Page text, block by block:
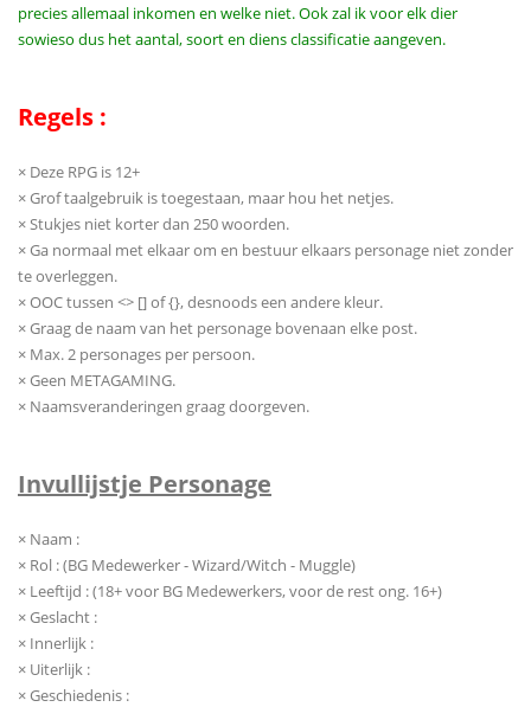
precies allemaal inkomen en welke niet. Ook zal ik voor elk dier
sowieso dus het aantal, soort en diens classificatie aangeven.
Regels :
× Deze RPG is 12+
× Grof taalgebruik is toegestaan, maar hou het netjes.
× Stukjes niet korter dan 250 woorden.
× Ga normaal met elkaar om en bestuur elkaars personage niet zonder
te overleggen.
× OOC tussen <> [] of {}, desnoods een andere kleur.
× Graag de naam van het personage bovenaan elke post.
× Max. 2 personages per persoon.
× Geen METAGAMING.
× Naamsveranderingen graag doorgeven.
Invullijstje Personage
× Naam :
× Rol : (BG Medewerker - Wizard/Witch - Muggle)
× Leeftijd : (18+ voor BG Medewerkers, voor de rest ong. 16+)
× Geslacht :
× Innerlijk :
× Uiterlijk :
× Geschiedenis :